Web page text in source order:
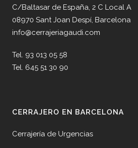
C/Baltasar de España, 2 C Local A
08970 Sant Joan Despí, Barcelona
info@cerrajeriagaudi.com
Tel. 93 013 05 58
Tel. 645 51 30 90
CERRAJERO EN BARCELONA
Cerrajería de Urgencias